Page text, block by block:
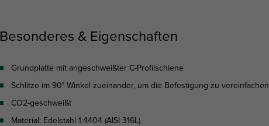
Besonderes & Eigenschaften
Grundplatte mit angeschweißter C-Profilschiene
Schlitze im 90°-Winkel zueinander, um die Befestigung zu vereinfachen
CO2-geschweißt
Material: Edelstahl 1.4404 (AISI 316L)